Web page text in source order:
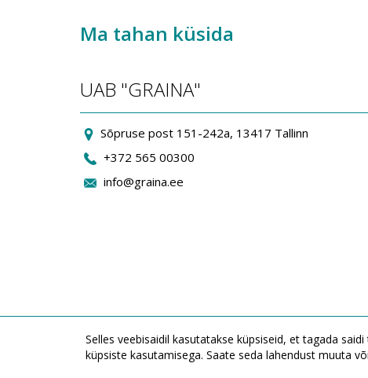
Ma tahan küsida
UAB "GRAINA"
Sõpruse post 151-242a, 13417 Tallinn
+372 565 00300
info@graina.ee
Selles veebisaidil kasutatakse küpsiseid, et tagada
küpsiste kasutamisega. Saate seda lahendust muuta